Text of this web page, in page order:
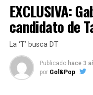
El comienzo era con
Entre los rumores sin
Alonso.Luego un
Gabriel Milito
traer y entonces
candidato. Entre los
EXCLUSIVA:
candidato de
La ‘T’ busca DT
Publicado hace 3
por Gol&Pop